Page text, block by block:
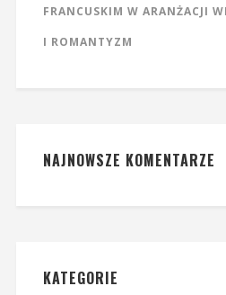
FRANCUSKIM W ARANŻACJI
I ROMANTYZM
NAJNOWSZE KOMENTARZE
KATEGORIE